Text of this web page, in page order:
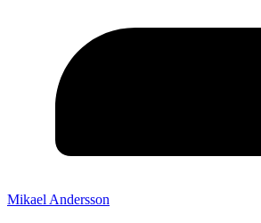
Mikael Andersson